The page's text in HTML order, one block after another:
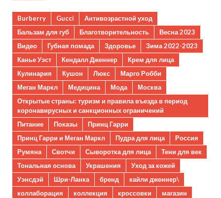
Burberry Gucci
Антивозрастной уход
Бальзам для губ
Благотворительность
Весна 2023
Видео
Губная помада Здоровье
Зима 2022-2023
Канье Уэст
Кендалл Дженнер
Крем для лица
Кулинария
Кушон Люкс
Марго Робби
Меган Маркл
Медицина Мода
Москва
Открытые страны: туризм и правила въезда в период
коронавирусных и санкционных ограничений
Питание
Показы
Принц Гарри
Принц Гарри и Меган Маркл
Пудра для лица
Россия
Румяна
Свотчи Сыворотка для лица
Тени для век
Тональная основа
Украшения
Уход за кожей
Уэнсдэй
Шри-Ланка бренд
кайли дженнер\
коллаборация
коллекция кроссовки
магазин